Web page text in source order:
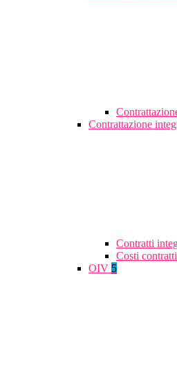
Contrattazione
Contratti
Costi
OIV 5